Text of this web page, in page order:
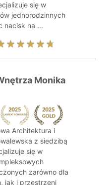
się w
jednorodzinnych
nacisk na ...
Monika
Architektura i
z siedzibą
się w
zarówno dla
jak i przestrzeni